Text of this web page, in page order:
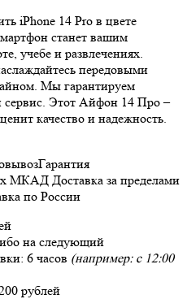
iPhone 14 Pro в цвете
станет вашим
учебе и развлечениях.
передовыми
Мы гарантируем
сервис. Этот Айфон 14 Про –
качество и надежность.
Гарантия
МКАД Доставка за пределами
по России
на следующий
6 часов (например: с 12:00
рублей